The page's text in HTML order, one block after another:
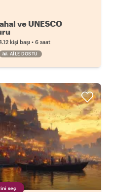
ve UNESCO
kişi başı • 6 saat
AILE DOSTU
seç